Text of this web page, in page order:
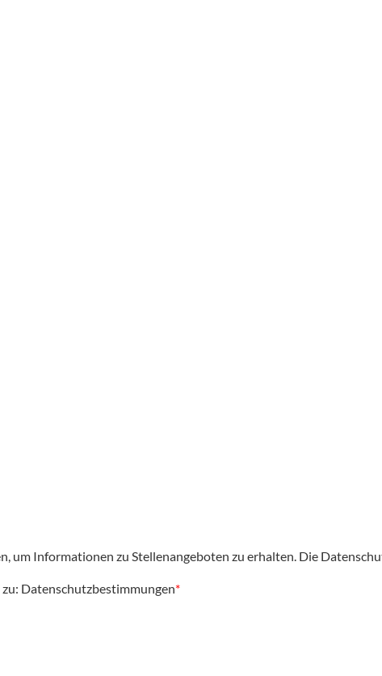
um Informationen zu Stellenangeboten zu erhalten. Die
*
Datenschutzbestimmungen